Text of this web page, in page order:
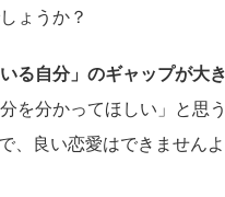
ょうか？
る自分」のギャップが大
を分かってほしい」と思う
、良い恋愛はできませんよ